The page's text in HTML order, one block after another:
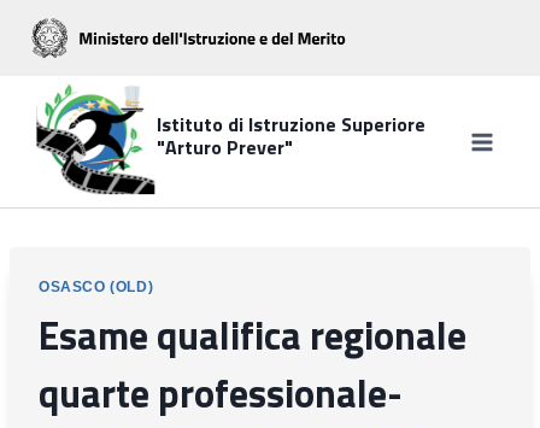
Salta
contenuto
Istituto di Istruzione Superiore
"Arturo Prever"
OSASCO (OLD)
Esame qualifica regionale
quarte professionale-